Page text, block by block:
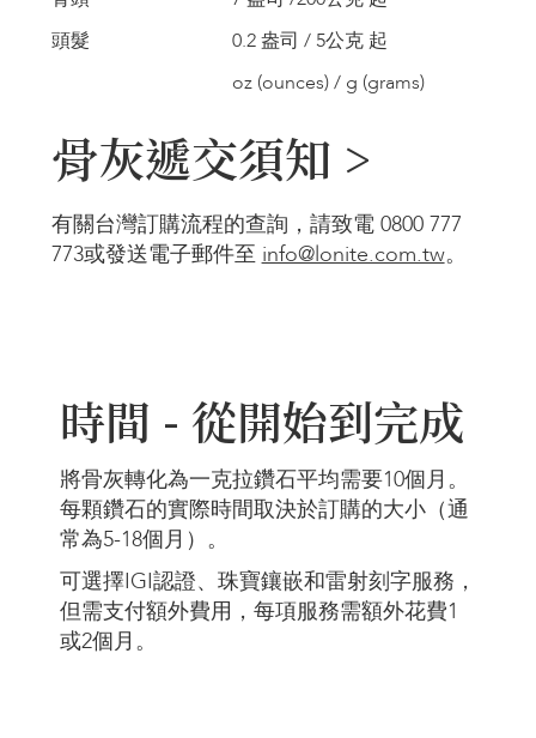
骨灰遞交須知 >
有關台灣訂購流程的查詢，請致電 0800 777
773或發送電子郵件至 info@lonite.com.tw。
oz (ounces) / g (grams)
0.2 盎司 / 5公克 起
頭髮
時間 - 從開始到完成
將骨灰轉化為一克拉鑽石平均需要10個月。
每顆鑽石的實際時間取決於訂購的大小（通
常為5-18個月）。
可選擇IGI認證、珠寶鑲嵌和雷射刻字服務，
但需支付額外費用，每項服務需額外花費1
或2個月。